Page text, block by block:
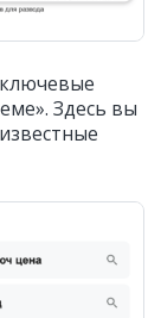
Здесь вы